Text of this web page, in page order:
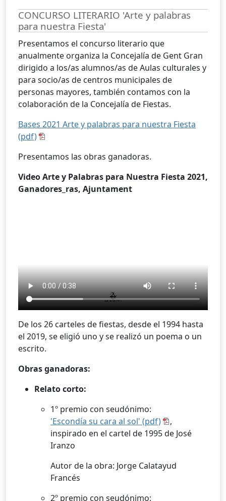
CONCURSO LITERARIO 'Arte y palabras
para nuestra Fiesta'
Presentamos el concurso literario que
anualmente organiza la Concejalía de Gent Gran
dirigido a los/as alumnos/as de Aulas culturales y
para socio/as de centros municipales de
personas mayores, también contamos con la
colaboración de la Concejalía de Fiestas.
Bases 2021 Arte y palabras para nuestra Fiesta
(pdf)
Presentamos las obras ganadoras.
Video Arte y Palabras para Nuestra Fiesta 2021,
Ganadores_ras, Ajuntament
De los 26 carteles de fiestas, desde el 1994 hasta
el 2019, se eligió uno y se realizó un poema o un
escrito.
Obras ganadoras:
Relato corto:
1º premio con seudónimo:
'Escondía su cara al sol' (pdf)
,
inspirado en el cartel de 1995 de José
Iranzo
Autor de la obra: Jorge Calatayud
Francés
2º premio con seudónimo: